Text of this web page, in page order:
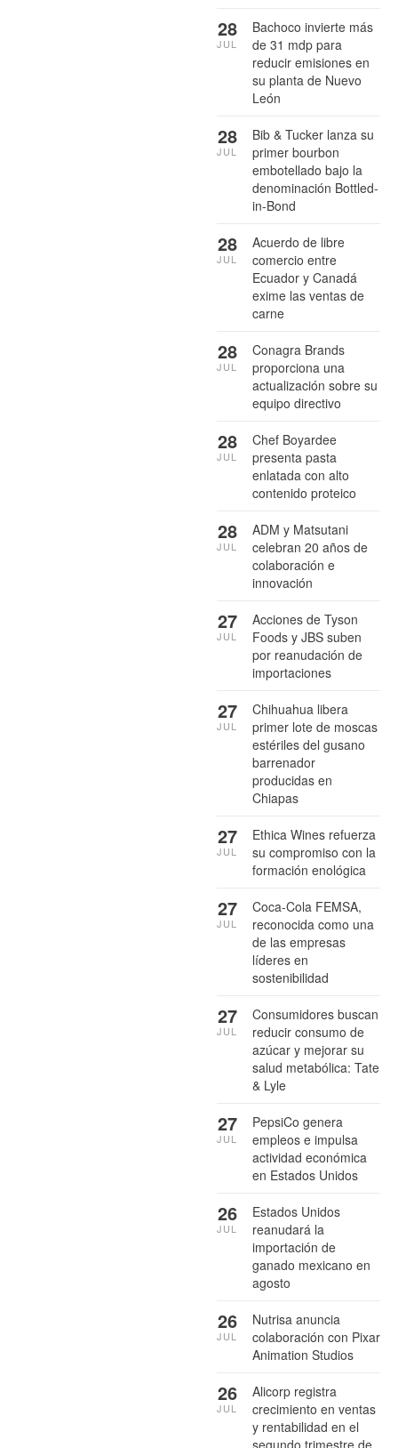
Bachoco invierte más
de 31 mdp para
reducir emisiones en
su planta de Nuevo
León
28
JUL
Bib & Tucker lanza su
primer bourbon
embotellado bajo la
denominación Bottled-
in-Bond
28
JUL
Acuerdo de libre
comercio entre
Ecuador y Canadá
exime las ventas de
carne
28
JUL
Conagra Brands
proporciona una
actualización sobre su
equipo directivo
28
JUL
Chef Boyardee
presenta pasta
enlatada con alto
contenido proteico
28
JUL
ADM y Matsutani
celebran 20 años de
colaboración e
innovación
28
JUL
Acciones de Tyson
Foods y JBS suben
por reanudación de
importaciones
27
JUL
Chihuahua libera
primer lote de moscas
estériles del gusano
barrenador
producidas en
Chiapas
27
JUL
Ethica Wines refuerza
su compromiso con la
formación enológica
27
JUL
Coca-Cola FEMSA,
reconocida como una
de las empresas
líderes en
sostenibilidad
27
JUL
Consumidores buscan
reducir consumo de
azúcar y mejorar su
salud metabólica: Tate
& Lyle
27
JUL
PepsiCo genera
empleos e impulsa
actividad económica
en Estados Unidos
27
JUL
Estados Unidos
reanudará la
importación de
ganado mexicano en
agosto
26
JUL
Nutrisa anuncia
colaboración con Pixar
Animation Studios
26
JUL
Alicorp registra
crecimiento en ventas
y rentabilidad en el
segundo trimestre de
26
JUL